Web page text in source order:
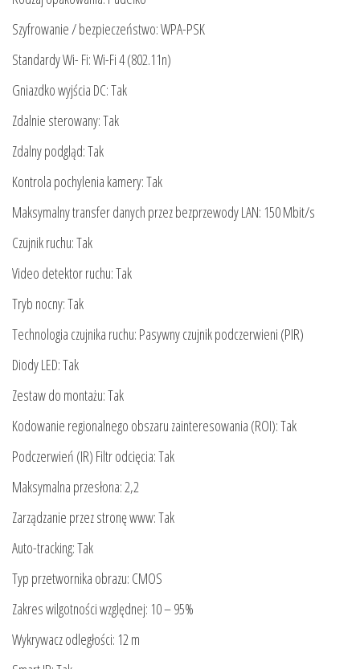
Szyfrowanie / bezpieczeństwo: WPA-PSK
Standardy Wi- Fi: Wi-Fi 4 (802.11n)
Gniazdko wyjścia DC: Tak
Zdalnie sterowany: Tak
Zdalny podgląd: Tak
Kontrola pochylenia kamery: Tak
Maksymalny transfer danych przez bezprzewody LAN: 150 Mbit/s
Czujnik ruchu: Tak
Video detektor ruchu: Tak
Tryb nocny: Tak
Technologia czujnika ruchu: Pasywny czujnik podczerwieni (PIR)
Diody LED: Tak
Zestaw do montażu: Tak
Kodowanie regionalnego obszaru zainteresowania (ROI): Tak
Podczerwień (IR) Filtr odcięcia: Tak
Maksymalna przesłona: 2,2
Zarządzanie przez stronę www: Tak
Auto-tracking: Tak
Typ przetwornika obrazu: CMOS
Zakres wilgotności względnej: 10 – 95%
Wykrywacz odległości: 12 m